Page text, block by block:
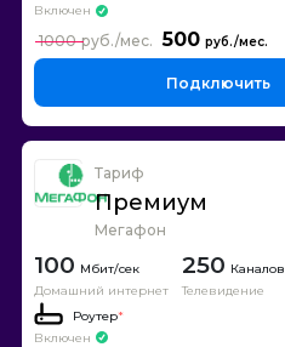
Включен
500
1000
Подключить
Тариф
Премиум
Мегафон
100
Домашний интернет
250 Каналов
Телевидение
Роутер*
Включен